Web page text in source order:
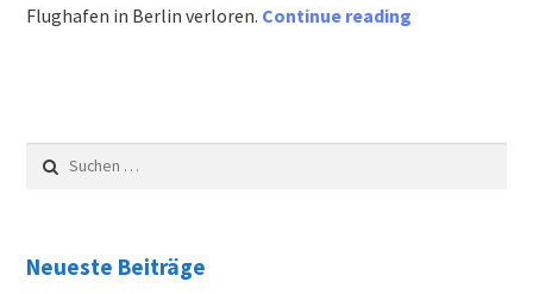
Eltern & Schüler
Aktuelles
Schuljahr 2024/25
Flughafen in Berlin verloren. Continue reading
nach:
Neueste Beiträge